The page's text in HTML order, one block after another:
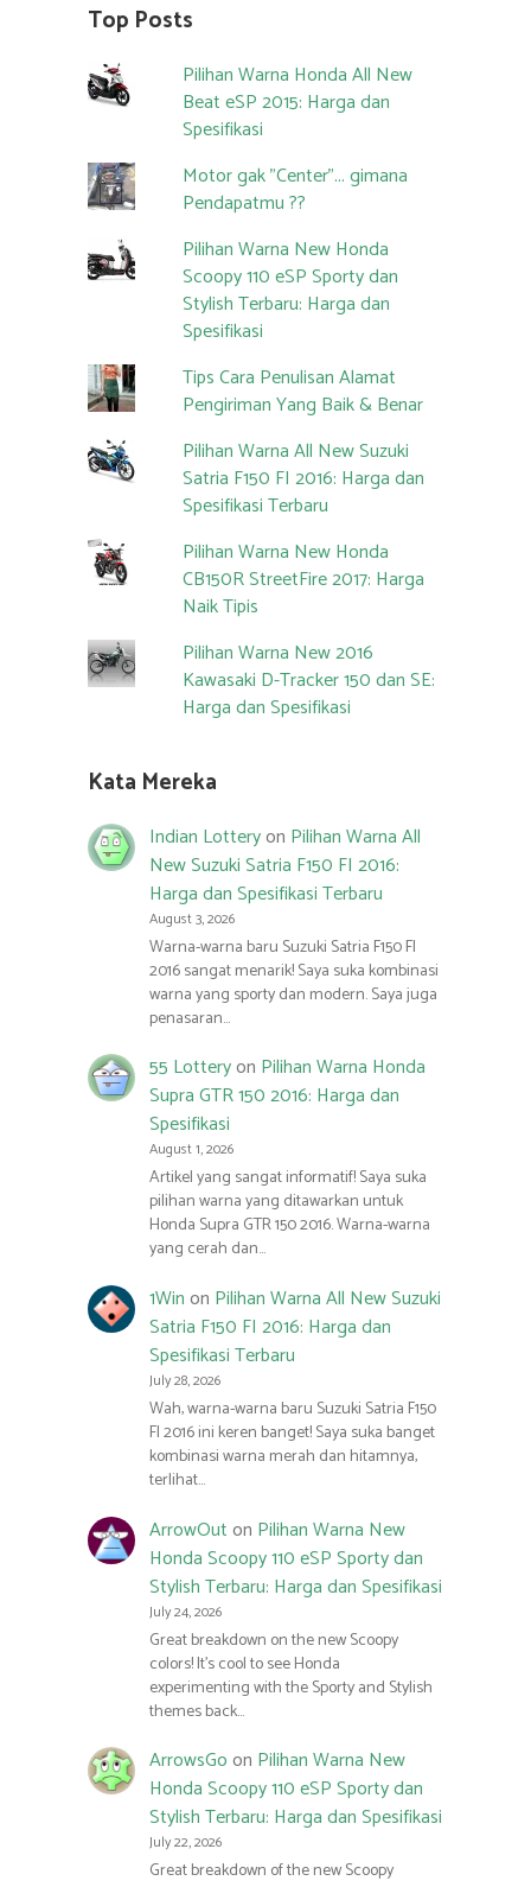
Top Posts
Pilihan Warna Honda All New
Beat eSP 2015: Harga dan
Spesifikasi
Motor gak "Center"... gimana
Pendapatmu ??
Pilihan Warna New Honda
Scoopy 110 eSP Sporty dan
Stylish Terbaru: Harga dan
Spesifikasi
Tips Cara Penulisan Alamat
Pengiriman Yang Baik & Benar
Pilihan Warna All New Suzuki
Satria F150 FI 2016: Harga dan
Spesifikasi Terbaru
Pilihan Warna New Honda
CB150R StreetFire 2017: Harga
Naik Tipis
Pilihan Warna New 2016
Kawasaki D-Tracker 150 dan SE:
Harga dan Spesifikasi
Kata Mereka
Indian Lotteryon Pilihan Warna All
New Suzuki Satria F150 FI 2016:
Harga dan Spesifikasi Terbaru
August 3, 2026
Warna-warna baru Suzuki Satria F150 FI
2016 sangat menarik! Saya suka kombinasi
warna yang sporty dan modern. Saya juga
penasaran…
55 Lotteryon Pilihan Warna Honda
Supra GTR 150 2016: Harga dan
Spesifikasi
August 1, 2026
Artikel yang sangat informatif! Saya suka
pilihan warna yang ditawarkan untuk
Honda Supra GTR 150 2016. Warna-warna
yang cerah dan…
1Winon Pilihan Warna All New Suzuki
Satria F150 FI 2016: Harga dan
Spesifikasi Terbaru
July 28, 2026
Wah, warna-warna baru Suzuki Satria F150
FI 2016 ini keren banget! Saya suka banget
kombinasi warna merah dan hitamnya,
terlihat…
ArrowOuton Pilihan Warna New
Honda Scoopy 110 eSP Sporty dan
Stylish Terbaru: Harga dan Spesifikasi
July 24, 2026
Great breakdown on the new Scoopy
colors! It’s cool to see Honda
experimenting with the Sporty and Stylish
themes back…
ArrowsGoon Pilihan Warna New
Honda Scoopy 110 eSP Sporty dan
Stylish Terbaru: Harga dan Spesifikasi
July 22, 2026
Great breakdown of the new Scoopy